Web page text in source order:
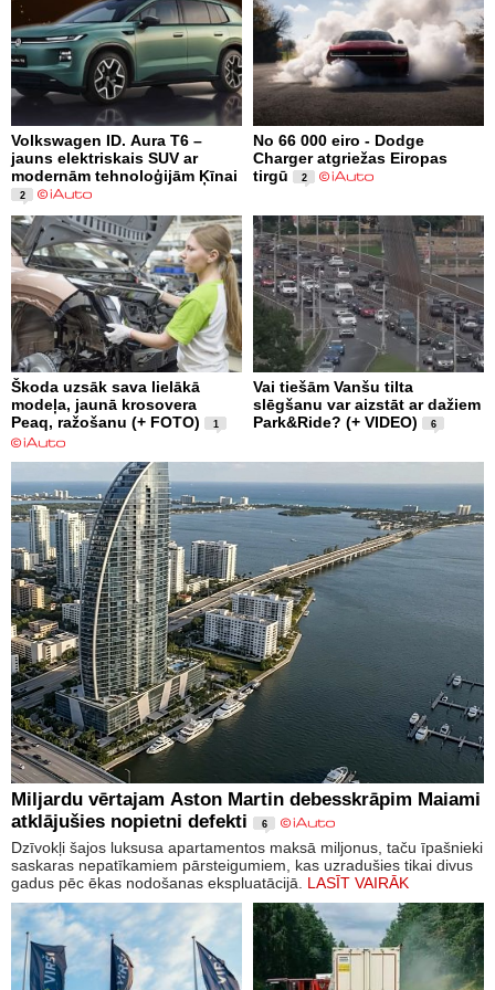
Volkswagen ID. Aura T6 –
jauns elektriskais SUV ar
modernām tehnoloģijām Ķīnai
2
No 66 000 eiro - Dodge
Charger atgriežas Eiropas
tirgū
2
Škoda uzsāk sava lielākā
modeļa, jaunā krosovera
Peaq, ražošanu (+ FOTO)
1
Vai tiešām Vanšu tilta
slēgšanu var aizstāt ar dažiem
Park&Ride? (+ VIDEO)
6
Miljardu vērtajam Aston Martin debesskrāpim Maiami
atklājušies nopietni defekti
6
Dzīvokļi šajos luksusa apartamentos maksā miljonus, taču īpašnieki
saskaras nepatīkamiem pārsteigumiem, kas uzradušies tikai divus
gadus pēc ēkas nodošanas ekspluatācijā. LASĪT VAIRĀK